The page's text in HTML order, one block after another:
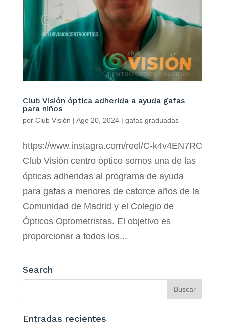
Club Visión óptica adherida a ayuda gafas
para niños
por Club Visión | Ago 20, 2024| gafas graduadas
https://www.instagra.com/reel/C-k4v4EN7RC
Club Visión centro óptico somos una de las
ópticas adheridas al programa de ayuda
para gafas a menores de catorce años de la
Comunidad de Madrid y el Colegio de
Ópticos Optometristas. El objetivo es
proporcionar a todos los...
Search
Entradas recientes